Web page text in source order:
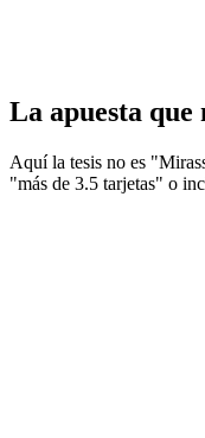
La apuesta que
Aquí la tesis no es
"más de 3.5 tarjetas" o